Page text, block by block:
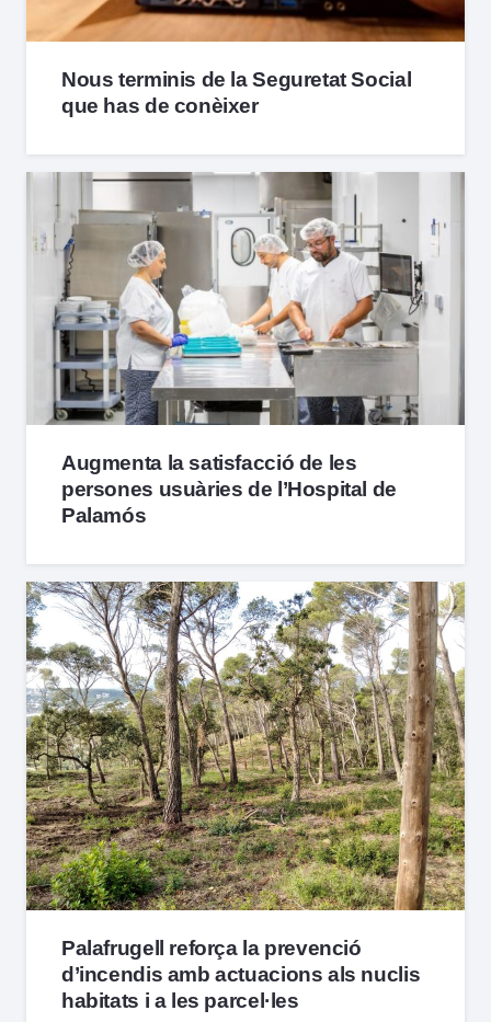
Nous terminis de la Seguretat Social
que has de conèixer
Augmenta la satisfacció de les
persones usuàries de l’Hospital de
Palamós
Palafrugell reforça la prevenció
d’incendis amb actuacions als nuclis
habitats i a les parcel·les